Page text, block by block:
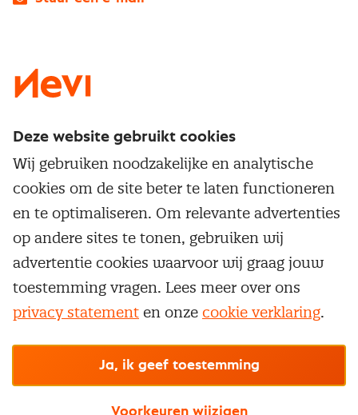
Service & contact
Over inkoop
Netwerk en communities
Aanmelden nieuwsbrief
Word lid van Nevi
Inkoop vacatures
Opzeggen lidmaatschap
Populaire thema's
Aanbesteden
Contractmanagement
Kostenmanagement
Onderhandelen
Supply management
Opleidingen en trainingen
Trainingen
Opleidingen
Maatwerk
Vrijstellingen
Cookievoorkeuren beherenOnzealgemene
© Nevi.nl
Deze website gebruikt cookies
Wij gebruiken noodzakelijke en analytische
cookies om de site beter te laten functioneren
en te optimaliseren. Om relevante advertenties
op andere sites te tonen, gebruiken wij
advertentie cookies waarvoor wij graag jouw
toestemming vragen. Lees meer over ons
privacy statement en onze cookie verklaring.
Ja, ik geef toestemming
Voorkeuren wijzigen